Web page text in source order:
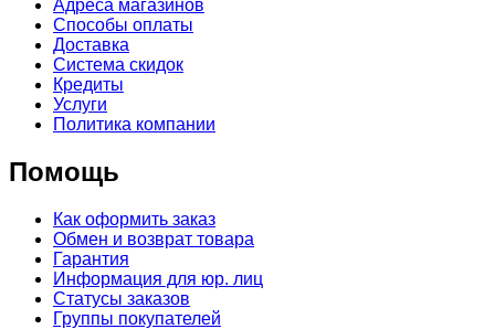
Адреса магазинов
Способы оплаты
Доставка
Система скидок
Кредиты
Услуги
Политика компании
Помощь
Как оформить заказ
Обмен и возврат товара
Гарантия
Информация для юр. лиц
Статусы заказов
Группы покупателей